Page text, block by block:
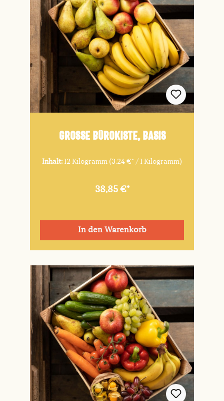
Große Bürokiste, basis
Inhalt: 12 Kilogramm (3,24 €* / 1 Kilogramm)
38,85 €*
In den Warenkorb